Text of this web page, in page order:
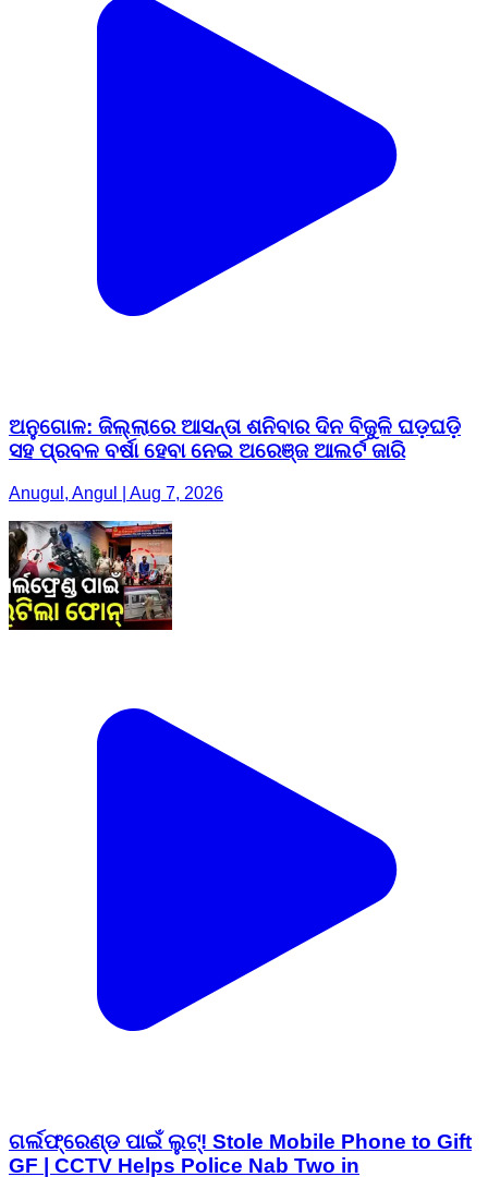
ଅନୁଗୋଳ: ଜିଲ୍ଲାରେ ଆସନ୍ତା ଶନିବାର ଦିନ ବିଜୁଳି ଘଡ଼ଘଡ଼ି
ସହ ପ୍ରବଳ ବର୍ଷା ହେବା ନେଇ ଅରେଞ୍ଜ ଆଲର୍ଟ ଜାରି
Anugul, Angul | Aug 7, 2026
ଗର୍ଲଫ୍ରେଣ୍ଡ ପାଇଁ ଲୁଟ୍! Stole Mobile Phone to Gift
GF | CCTV Helps Police Nab Two in